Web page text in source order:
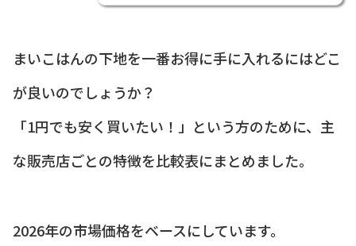
まいこはんの下地を一番お得に手に入れるにはどこ
が良いのでしょうか？
「1円でも安く買いたい！」という方のために、主
な販売店ごとの特徴を比較表にまとめました。
2026年の市場価格をベースにしています。